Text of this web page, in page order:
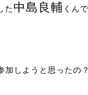
た 中島良輔 くん
加しようと思ったの？